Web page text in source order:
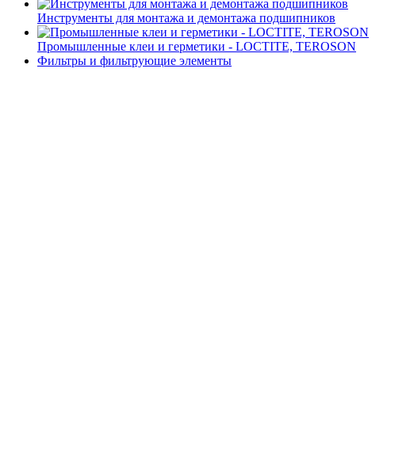
Инструменты для монтажа и демонтажа подшипников
Промышленные клеи и герметики - LOCTITE, TEROSON
Фильтры и фильтрующие элементы